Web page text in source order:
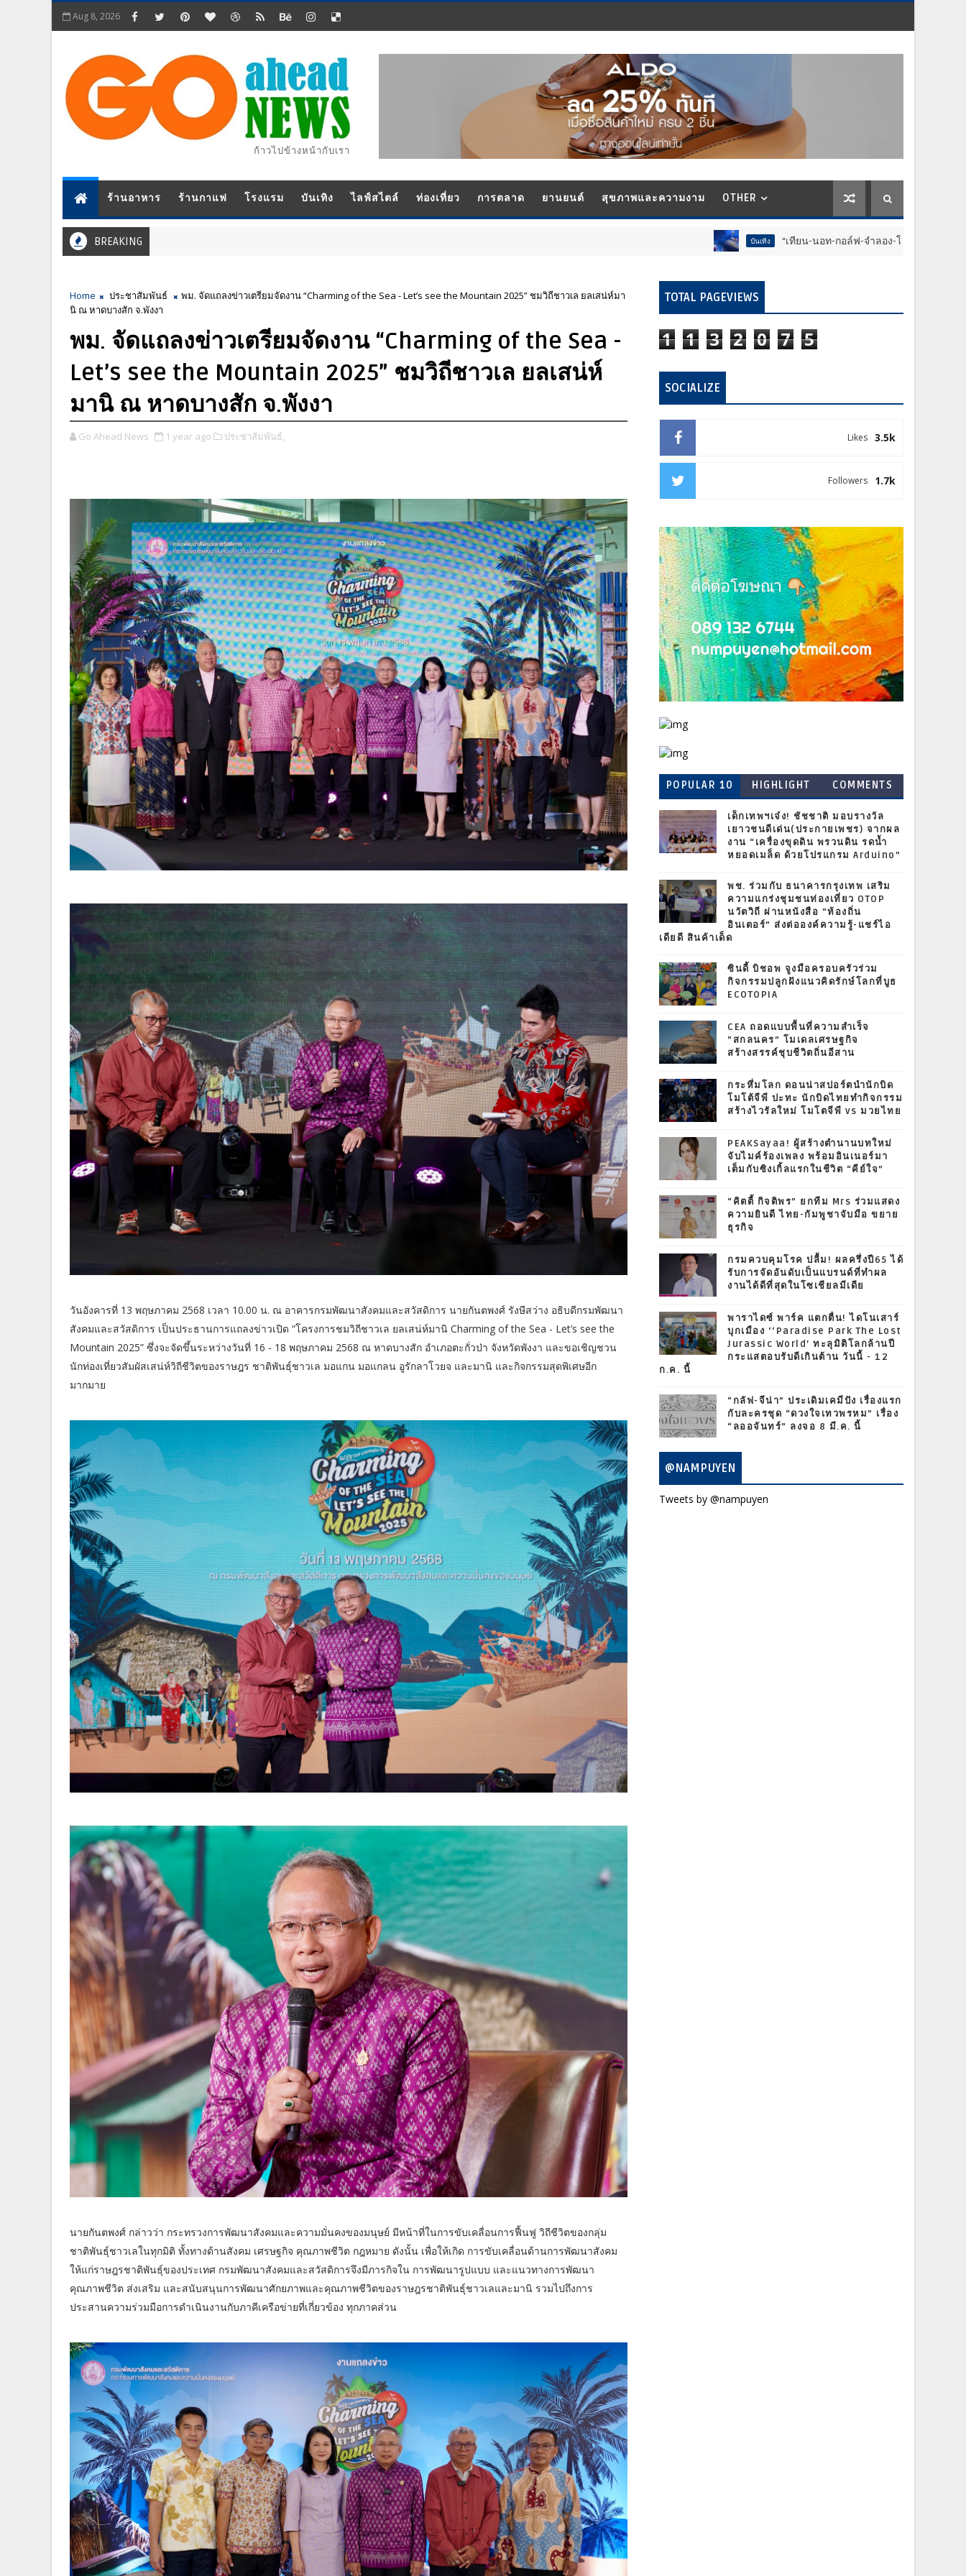
Aug 8, 2026
ก้าวไปข้างหน้ากับเรา
ร้านอาหาร ร้านกาแฟ โรงแรม บันเทิง ไลฟ์สไตล์ ท่องเที่ยว การตลาด ยานยนต์ สุขภาพและความงาม OTHER
BREAKING “เทียน-นอท-กอล์ฟ-จำลอง-โฟล์ค” ร้องจ๊าก!! อุปกรณ์ม่วนจอย
Home ประชาสัมพันธ์
พม. จัดแถลงข่าวเตรียมจัดงาน “Charming of the Sea - Let’s see the Mountain 2025” ชมวิถีชาวเล ยลเสน่ห์มา
นิ ณ หาดบางสัก จ.พังงา
พม. จัดแถลงข่าวเตรียมจัดงาน “Charming of the Sea -
Let’s see the Mountain 2025” ชมวิถีชาวเล ยลเสน่ห์
มานิ ณ หาดบางสัก จ.พังงา
Go Ahead News 1 year ago ประชาสัมพันธ์,
วันอังคารที่ 13 พฤษภาคม 2568 เวลา 10.00 น. ณ อาคารกรมพัฒนาสังคมและสวัสดิการ นายกันตพงศ์ รังษีสว่าง อธิบดีกรมพัฒนา
สังคมและสวัสดิการ เป็นประธานการแถลงข่าวเปิด “โครงการชมวิถีชาวเล ยลเสน่ห์มานิ Charming of the Sea - Let’s see the
Mountain 2025” ซึ่งจะจัดขึ้นระหว่างวันที่ 16 - 18 พฤษภาคม 2568 ณ หาดบางสัก อำเภอตะกั่วป่า จังหวัดพังงา และขอเชิญชวน
นักท่องเที่ยวสัมผัสเสน่ห์วิถีชีวิตของราษฎร ชาติพันธุ์ชาวเล มอแกน มอแกลน อูรักลาโวยจ และมานิ และกิจกรรมสุดพิเศษอีก
มากมาย
นายกันตพงศ์ กล่าวว่า กระทรวงการพัฒนาสังคมและความมั่นคงของมนุษย์ มีหน้าที่ในการขับเคลื่อนการฟื้นฟู วิถีชีวิตของกลุ่ม
ชาติพันธุ์ชาวเลในทุกมิติ ทั้งทางด้านสังคม เศรษฐกิจ คุณภาพชีวิต กฎหมาย ดังนั้น เพื่อให้เกิด การขับเคลื่อนด้านการพัฒนาสังคม
ให้แก่ราษฎรชาติพันธุ์ของประเทศ กรมพัฒนาสังคมและสวัสดิการจึงมีภารกิจใน การพัฒนารูปแบบ และแนวทางการพัฒนา
คุณภาพชีวิต ส่งเสริม และสนับสนุนการพัฒนาศักยภาพและคุณภาพชีวิตของราษฎรชาติพันธุ์ชาวเลและมานิ รวมไปถึงการ
ประสานความร่วมมือการดำเนินงานกับภาคีเครือข่ายที่เกี่ยวข้อง ทุกภาคส่วน
TOTAL PAGEVIEWS
1 1 3 2 0 7 5
SOCIALIZE
3.5k
Likes
1.7k
Followers
POPULAR 10 HIGHLIGHT COMMENTS
เด็กเทพฯเจ๋ง! ชัชชาติ มอบรางวัล
เยาวชนดีเด่น(ประกายเพชร) จากผล
งาน “เครื่องขุดดิน พรวนดิน รดน้ำ
หยอดเมล็ด ด้วยโปรแกรม Arduino”
พช. ร่วมกับ ธนาคารกรุงเทพ เสริม
ความแกร่งชุมชนท่องเที่ยว OTOP
นวัตวิถี ผ่านหนังสือ “ท้องถิ่น
อินเตอร์” ส่งต่อองค์ความรู้-แชร์ไอ
เดียดี สินค้าเด็ด
ซินดี้ บิชอพ จูงมือครอบครัวร่วม
กิจกรรมปลูกฝังแนวคิดรักษ์โลกที่บูธ
ECOTOPIA
CEA ถอดแบบพื้นที่ความสำเร็จ
“สกลนคร” โมเดลเศรษฐกิจ
สร้างสรรค์ชุบชีวิตถิ่นอีสาน
กระหึ่มโลก ดอนน่าสปอร์ตนำนักบิด
โมโต้จีพี ปะทะ นักบิดไทยทำกิจกรรม
สร้างไวรัลใหม่ โมโตจีพี vs มวยไทย
PEAKSayaa! ผู้สร้างตำนานบทใหม่
จับไมค์ร้องเพลง พร้อมอินเนอร์มา
เต็มกับซิงเกิ้ลแรกในชีวิต “คีย์ใจ”
“คิตตี้ กิจติพร” ยกทีม Mrs ร่วมแสดง
ความยินดี ไทย-กัมพูชาจับมือ ขยาย
ธุรกิจ
กรมควบคุมโรค ปลื้ม! ผลครึ่งปี65 ได้
รับการจัดอันดับเป็นแบรนด์ที่ทำผล
งานได้ดีที่สุดในโซเชียลมีเดีย
พาราไดซ์ พาร์ค แตกตื่น! ไดโนเสาร์
บุกเมือง ‘‘Paradise Park The Lost
Jurassic World’ ทะลุมิติโลกล้านปี
กระแสตอบรับดีเกินต้าน วันนี้ - 12
ก.ค. นี้
“กลัฟ-จีน่า” ประเดิมเคมีปัง เรื่องแรก
กับละครชุด “ดวงใจเทวพรหม” เรื่อง
“ลออจันทร์” ลงจอ 8 มี.ค. นี้
@NAMPUYEN
Tweets by @nampuyen